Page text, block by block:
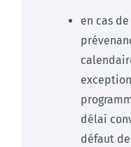
en cas
délai
défaut